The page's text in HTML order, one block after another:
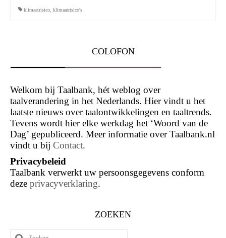
klimaatrisico klimaatrisico's
COLOFON
Welkom bij Taalbank, hét weblog over
taalverandering in het Nederlands. Hier vindt u het
laatste nieuws over taalontwikkelingen en taaltrends.
Tevens wordt hier elke werkdag het ‘Woord van de
Dag’ gepubliceerd. Meer informatie over Taalbank.nl
vindt u bij Contact.
Privacybeleid
Taalbank verwerkt uw persoonsgegevens conform
deze privacyverklaring.
ZOEKEN
Zoeken